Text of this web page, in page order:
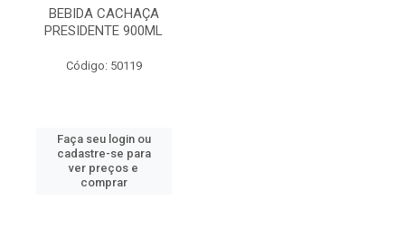
BEBIDA CACHAÇA
PRESIDENTE 900ML
Código: 50119
Faça seu login ou
cadastre-se para
ver preços e
comprar